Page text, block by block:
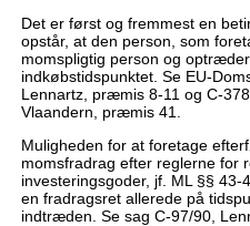
Det er først og fremmest en
opstår, at den person, som
momspligtig person og
indkøbstidspunktet. Se EU-
Lennartz, præmis 8-11 og C-
Vlaandern, præmis 41.
Muligheden for at foretage
momsfradrag efter reglerne for
investeringsgoder, jf. ML §§
en fradragsret allerede på
indtræden. Se sag C-97/90,